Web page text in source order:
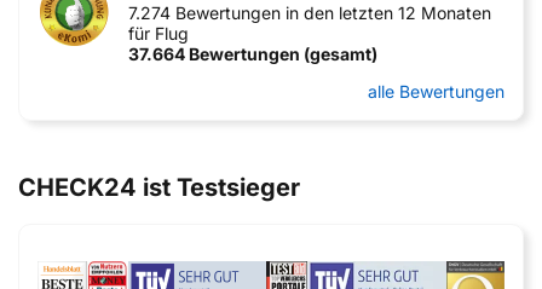
7.274 Bewertungen in den letzten 12 Monaten
für Flug
37.664 Bewertungen (gesamt)
alle Bewertungen
CHECK24 ist Testsieger